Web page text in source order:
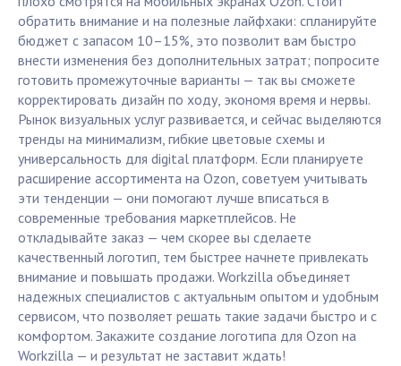
обратить внимание и на полезные лайфхаки: спланируйте
бюджет с запасом 10–15%, это позволит вам быстро
внести изменения без дополнительных затрат; попросите
готовить промежуточные варианты — так вы сможете
корректировать дизайн по ходу, экономя время и нервы.
Рынок визуальных услуг развивается, и сейчас выделяются
тренды на минимализм, гибкие цветовые схемы и
универсальность для digital платформ. Если планируете
расширение ассортимента на Ozon, советуем учитывать
эти тенденции — они помогают лучше вписаться в
современные требования маркетплейсов. Не
откладывайте заказ — чем скорее вы сделаете
качественный логотип, тем быстрее начнете привлекать
внимание и повышать продажи. Workzilla объединяет
надежных специалистов с актуальным опытом и удобным
сервисом, что позволяет решать такие задачи быстро и с
комфортом. Закажите создание логотипа для Ozon на
Workzilla — и результат не заставит ждать!